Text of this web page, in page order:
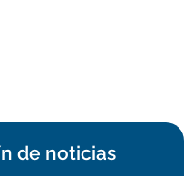
de noticias